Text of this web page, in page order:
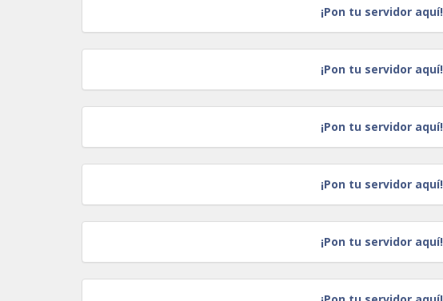
¡Pon tu servidor aquí!
¡Pon tu servidor aquí!
¡Pon tu servidor aquí!
¡Pon tu servidor aquí!
¡Pon tu servidor aquí!